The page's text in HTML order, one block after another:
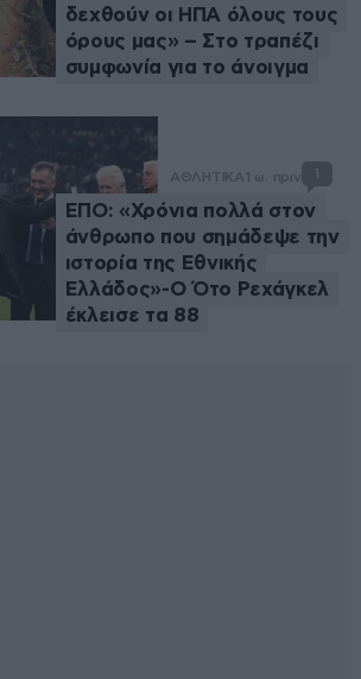
δεχθούν οι ΗΠΑ όλους τους
όρους μας» – Στο τραπέζι
συμφωνία για το άνοιγμα
ΑΘΛΗΤΙΚΑ 1 ω. πριν 1
ΕΠΟ: «Χρόνια πολλά στον
άνθρωπο που σημάδεψε την
ιστορία της Εθνικής
Ελλάδος»-Ο Ότο Ρεχάγκελ
έκλεισε τα 88